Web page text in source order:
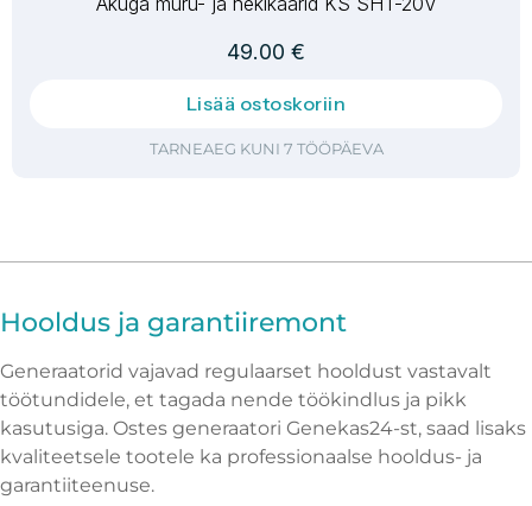
49.00 €
Lisää ostoskoriin
TARNEAEG KUNI 7 TÖÖPÄEVA
Hooldus ja garantiiremont
Generaatorid vajavad regulaarset hooldust vastavalt
töötundidele, et tagada nende töökindlus ja pikk
kasutusiga. Ostes generaatori Genekas24-st, saad lisaks
kvaliteetsele tootele ka professionaalse hooldus- ja
garantiiteenuse.